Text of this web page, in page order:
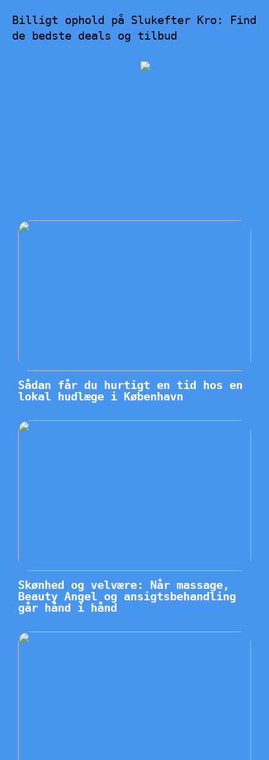
Billigt ophold på Slukefter Kro: Find
de bedste deals og tilbud
Sådan får du hurtigt en tid hos en
lokal hudlæge i København
Skønhed og velvære: Når massage,
Beauty Angel og ansigtsbehandling
går hånd i hånd